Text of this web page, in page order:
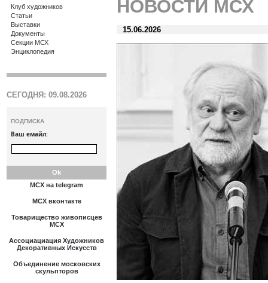
Клуб художников
Статьи
Выставки
Документы
Секции МСХ
Энциклопедия
СЕГОДНЯ: 09.08.2026
ПОДПИСКА
Ваш емайл:
МСХ на telegram
МСХ вконтакте
Товарищество живописцев
МСХ
Ассоциациация Художников
Декоративных Искусств
Объединение московских
скульпторов
НОВОСТИ МСХ
15.06.2026